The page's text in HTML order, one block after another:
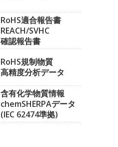
RoHS適合報告書
REACH/SVHC
確認報告書
RoHS規制物質
高精度分析データ
含有化学物質情報
chemSHERPAデータ
(IEC 62474準拠)